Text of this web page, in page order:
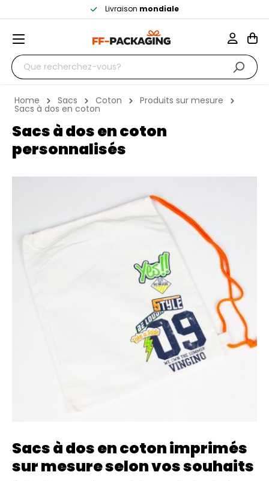
Livraison mondiale
Home Sacs Coton Produits sur mesure
Sacs à dos en coton
Sacs à dos en coton
personnalisés
Sacs à dos en coton imprimés
sur mesure selon vos souhaits